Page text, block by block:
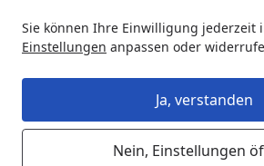
Sie können Ihre Einwilligung jederzeit
Einstellungen anpassen oder
Ja, verstanden
Nein, Einstellungen